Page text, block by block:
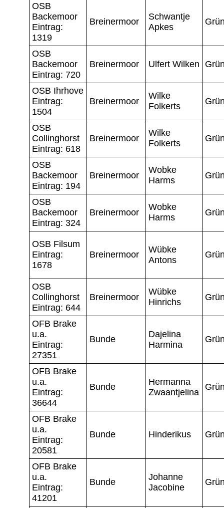
OSB
Backemoor
Eintrag:
1319
Breinermoor
Schwantje
Apkes
OSB
Backemoor
Eintrag: 720
Breinermoor Ulfert Wilken
OSB Ihrhove
Eintrag:
1504
Breinermoor
Wilke
Folkerts
OSB
Collinghorst
Eintrag: 618
Breinermoor
Wilke
Folkerts
OSB
Backemoor
Eintrag: 194
Breinermoor
Wobke
Harms
OSB
Backemoor
Eintrag: 324
Breinermoor
Wobke
Harms
OSB Filsum
Eintrag:
1678
Breinermoor
Wübke
Antons
OSB
Collinghorst
Eintrag: 644
Breinermoor
Wübke
Hinrichs
OFB Brake
u.a.
Eintrag:
27351
Bunde
Dajelina
Harmina
OFB Brake
u.a.
Eintrag:
36644
Bunde
Hermanna
Zwaantjelina
OFB Brake
u.a.
Eintrag:
20581
Bunde Hinderikus
OFB Brake
u.a.
Eintrag:
41201
Bunde
Johanne
Jacobine